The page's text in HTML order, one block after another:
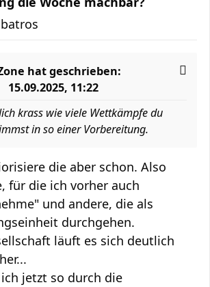
hat geschrieben:
15.09.2025, 11:22
krass wie viele Wettkämpfe du
in so einer Vorbereitung.
die aber schon. Also
für die ich vorher auch
und andere, die als
durchgehen.
läuft es sich deutlich
jetzt so durch die